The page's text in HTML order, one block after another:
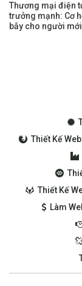
Thương mại điện
trưởng mạnh: Cơ
bẫy cho người
Thiết Kế
Thiết Kế
Làm